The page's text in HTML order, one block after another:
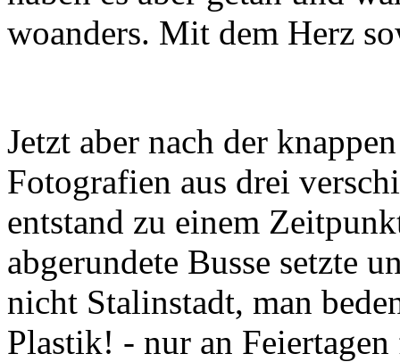
woanders. Mit dem Herz
Jetzt aber nach der
Fotografien aus drei
entstand zu einem
abgerundete Busse setzte
nicht Stalinstadt, man
Plastik! - nur an